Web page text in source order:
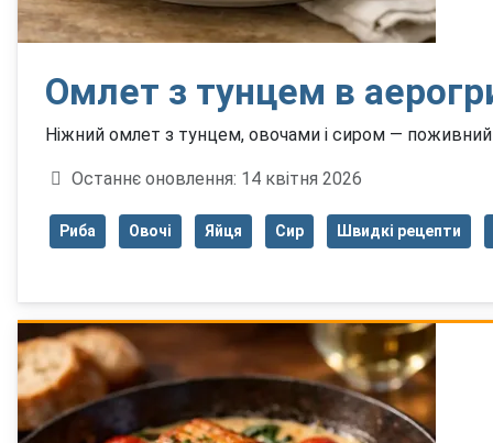
Омлет з тунцем в
Ніжний омлет з тунцем, овочами і сиром — поживний
Деталі
Останнє оновлення: 14 квітня 2026
Риба Овочі Яйця Сир Швидкі рецепти